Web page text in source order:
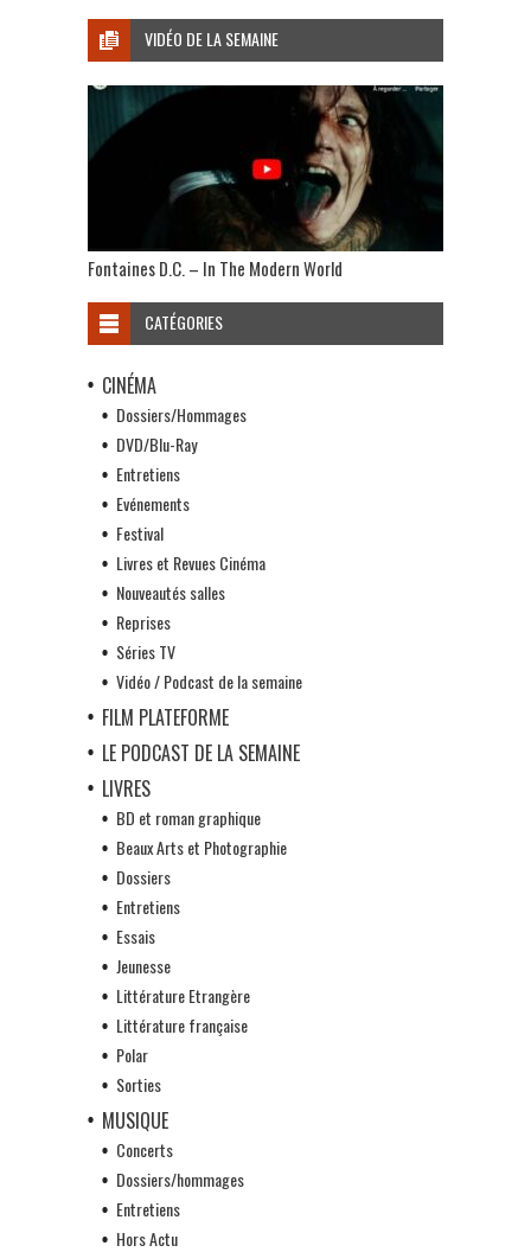
VIDÉO DE LA SEMAINE
Fontaines D.C. – In The Modern World
CATÉGORIES
CINÉMA
Dossiers/Hommages
DVD/Blu-Ray
Entretiens
Evénements
Festival
Livres et Revues Cinéma
Nouveautés salles
Reprises
Séries TV
Vidéo / Podcast de la semaine
FILM PLATEFORME
LE PODCAST DE LA SEMAINE
LIVRES
BD et roman graphique
Beaux Arts et Photographie
Dossiers
Entretiens
Essais
Jeunesse
Littérature Etrangère
Littérature française
Polar
Sorties
MUSIQUE
Concerts
Dossiers/hommages
Entretiens
Hors Actu